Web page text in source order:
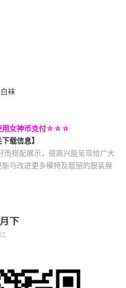
袜
用女神币支付☆☆☆
载信息】
而搭配展示，很高兴能呈现给广大
与改进更多模特及靓丽的服装展